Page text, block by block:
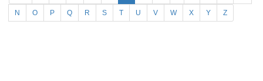
N O P Q R S T U V W X Y Z